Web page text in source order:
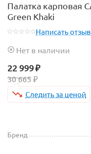
Палатка карповая
Green Khaki
Написать отзыв
Нет в наличии
22 999₽
30 665 ₽
Следить за ценой
Бренд